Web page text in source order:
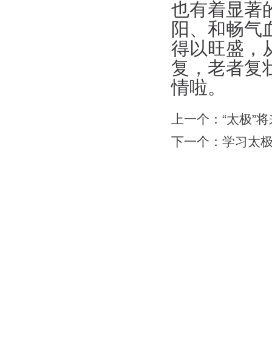
也有着显著
阳、和畅气
得以旺盛，
复，老者复
情啦。
上一个： “太极”
下一个： 学习太